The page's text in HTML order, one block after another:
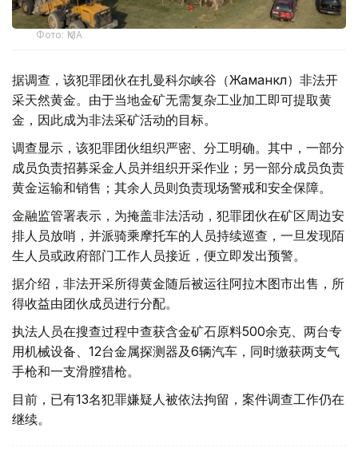
Фото: ҚМА
据调查，该犯罪团伙在扎曼科尔峡谷（Жаманкөл）非法开
采天然黄金。由于当地金矿无需复杂工业加工即可提取黄
金，因此成为非法采矿活动的目标。
调查显示，该犯罪团伙组织严密、分工明确。其中，一部分
成员负责招募采金人员并组织开采作业；另一部分成员负责
黄金运输和销售；其余人员则负责现场警戒和安全保障。
金融监管署表示，为掩盖非法活动，犯罪团伙在矿区周边安
排人员放哨，并派骑乘摩托车的人员持续巡查，一旦发现陌
生人员或政府部门工作人员接近，便立即发出预警。
据介绍，非法开采所得黄金随后被运往阿拉木图市出售，所
得收益由团伙成员进行分配。
执法人员在搜查过程中查获含金矿石原料500余克、两台专
用机械设备、12台金属探测器及6辆汽车，同时缴获两支气
手枪和一支滑膛猎枪。
目前，已有13名犯罪嫌疑人被依法拘留，案件调查工作仍在
继续。